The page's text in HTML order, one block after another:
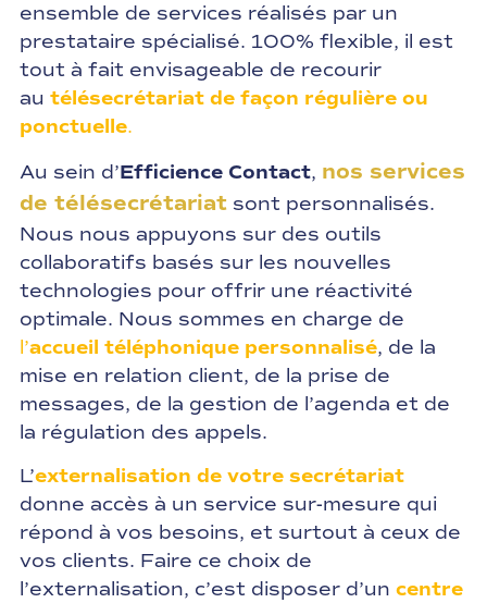
ensemble de services réalisés par un
prestataire spécialisé. 100% flexible, il est
tout à fait envisageable de recourir
au télésecrétariat de façon régulière ou
ponctuelle.
Au sein d’Efficience Contact, nos services
de télésecrétariat sont personnalisés.
Nous nous appuyons sur des outils
collaboratifs basés sur les nouvelles
technologies pour offrir une réactivité
optimale. Nous sommes en charge de
l’accueil téléphonique personnalisé, de la
mise en relation client, de la prise de
messages, de la gestion de l’agenda et de
la régulation des appels.
L’externalisation de votre secrétariat
donne accès à un service sur-mesure qui
répond à vos besoins, et surtout à ceux de
vos clients. Faire ce choix de
l’externalisation, c’est disposer d’un centre